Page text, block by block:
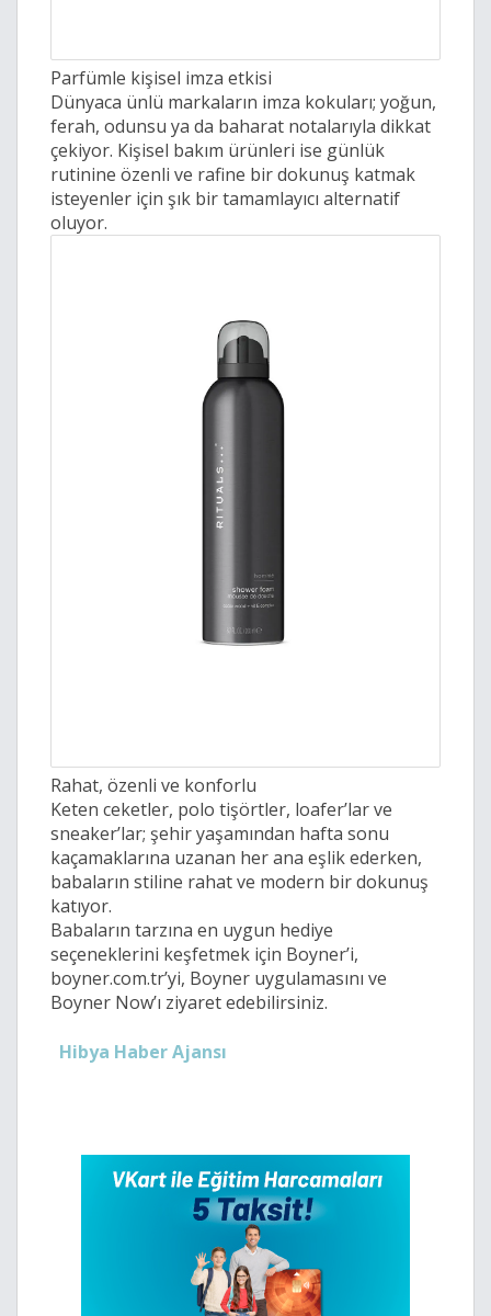
Parfümle kişisel imza etkisi
Dünyaca ünlü markaların imza kokuları; yoğun,
ferah, odunsu ya da baharat notalarıyla dikkat
çekiyor. Kişisel bakım ürünleri ise günlük
rutinine özenli ve rafine bir dokunuş katmak
isteyenler için şık bir tamamlayıcı alternatif
oluyor.
Rahat, özenli ve konforlu
Keten ceketler, polo tişörtler, loafer’lar ve
sneaker’lar; şehir yaşamından hafta sonu
kaçamaklarına uzanan her ana eşlik ederken,
babaların stiline rahat ve modern bir dokunuş
katıyor.
Babaların tarzına en uygun hediye
seçeneklerini keşfetmek için Boyner’i,
boyner.com.tr’yi, Boyner uygulamasını ve
Boyner Now’ı ziyaret edebilirsiniz.
Hibya Haber Ajansı